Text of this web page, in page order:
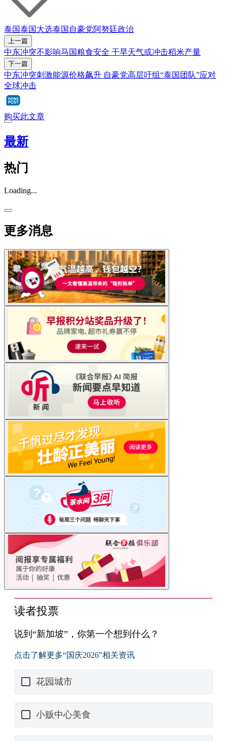
泰国泰国大选泰国自豪党阿努廷政治
上一篇
中东冲突不影响马国粮食安全 干旱天气或冲击稻米产量
下一篇
中东冲突刺激能源价格飙升 自豪党高层吁组“泰国团队”应对
全球冲击
购买此文章
最新
热门
Loading...
更多消息